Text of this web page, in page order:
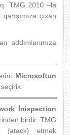
TMG 2010 –la
çıxan
addımlarımıza
Microsoftun
İnispection
birdir. TMG
(atack) etmək